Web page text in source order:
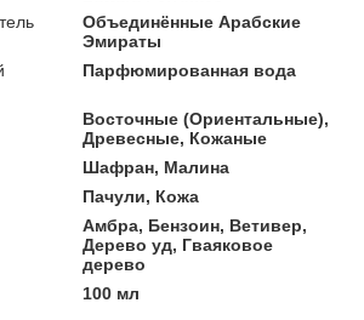
Объединённые Арабские
Эмираты
Парфюмированная вода
Восточные (Ориентальные),
Древесные, Кожаные
Шафран, Малина
Пачули, Кожа
Амбра, Бензоин, Ветивер,
Дерево уд, Гваяковое
дерево
100 мл